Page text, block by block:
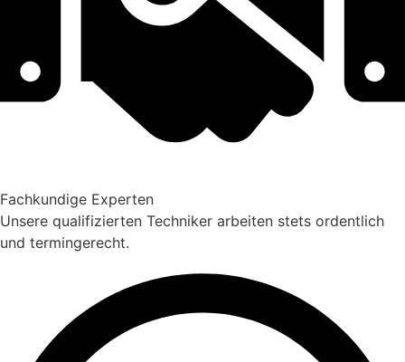
Fachkundige Experten
Unsere qualifizierten Techniker arbeiten stets ordentlich
und termingerecht.